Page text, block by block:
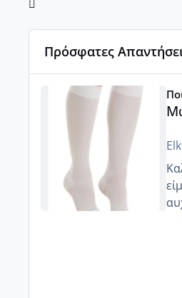
Πρόσφατες
Μωράκια Μαΐου 2026 🌸🌻🌹
Elk